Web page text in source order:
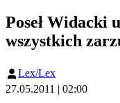
Poseł Widacki
wszystkich
Lex/Lex
27.05.2011 | 02:00